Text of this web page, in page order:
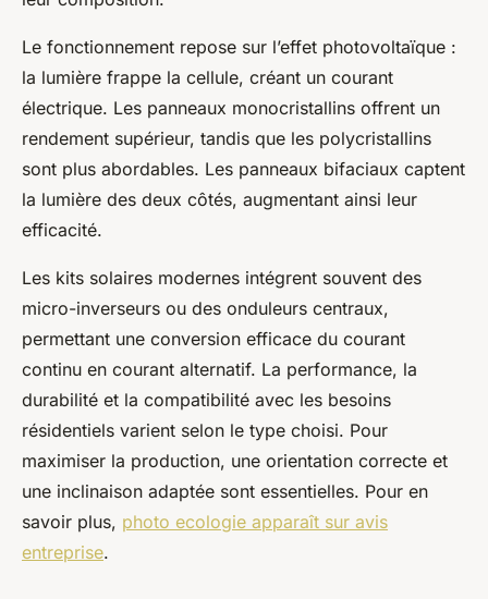
Le fonctionnement repose sur l’effet photovoltaïque :
la lumière frappe la cellule, créant un courant
électrique. Les panneaux monocristallins offrent un
rendement supérieur, tandis que les polycristallins
sont plus abordables. Les panneaux bifaciaux captent
la lumière des deux côtés, augmentant ainsi leur
efficacité.
Les kits solaires modernes intégrent souvent des
micro-inverseurs ou des onduleurs centraux,
permettant une conversion efficace du courant
continu en courant alternatif. La performance, la
durabilité et la compatibilité avec les besoins
résidentiels varient selon le type choisi. Pour
maximiser la production, une orientation correcte et
une inclinaison adaptée sont essentielles. Pour en
savoir plus, photo ecologie apparaît sur avis
entreprise.